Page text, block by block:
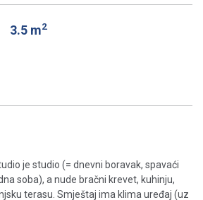
3.5 m2
je studio (= dnevni boravak, spavaći
soba), a nude bračni krevet, kuhinju,
terasu. Smještaj ima klima uređaj (uz